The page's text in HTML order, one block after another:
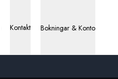
Kontakt Bokningar & Konto